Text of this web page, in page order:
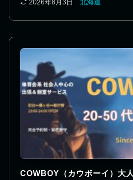
希望に寄り添った特別な時間をご
の出張にも対応しているため、ご
しの方にも便利にご利用いただけ
客様でも安心してご利用いただけ
は明確で、スタッフが丁寧にご案
本のおもてなしと上質な癒しを感
心身ともにリラックスできるひと
ださい。札幌で特別なメンズリラ
探しの方は、ぜひRoyal Euphoria
い。スタッフ一同、皆様のご予約
2026年8月3日 北海道
COWBOY（カウボーイ）大